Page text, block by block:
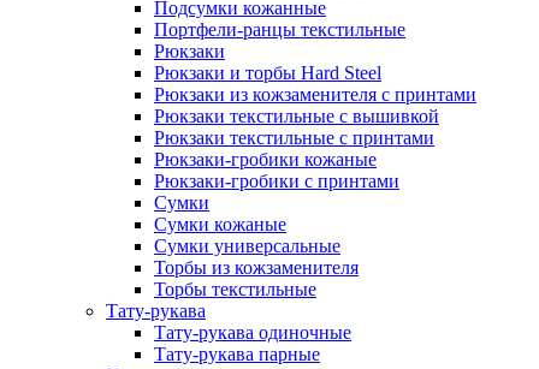
Подсумки кожанные
Портфели-ранцы текстильные
Рюкзаки
Рюкзаки и торбы Hard Steel
Рюкзаки из кожзаменителя с принтами
Рюкзаки текстильные с вышивкой
Рюкзаки текстильные с принтами
Рюкзаки-гробики кожаные
Рюкзаки-гробики с принтами
Сумки
Сумки кожаные
Сумки универсальные
Торбы из кожзаменителя
Торбы текстильные
Тату-рукава
Тату-рукава одиночные
Тату-рукава парные